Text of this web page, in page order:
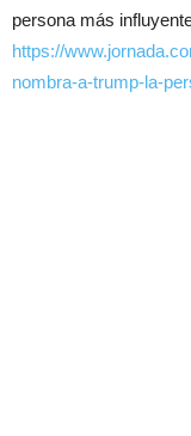
persona más
https://
nombra-a-trump-la-